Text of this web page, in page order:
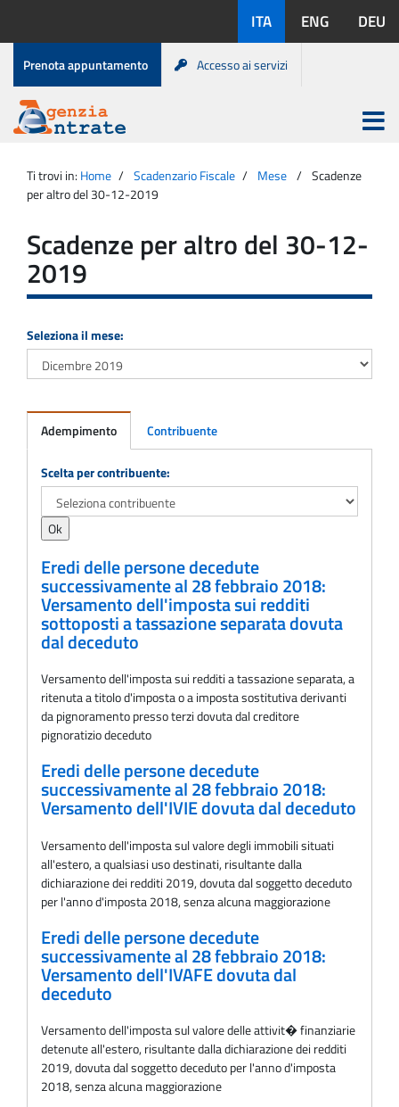
contenuto
disponibili:
ITA ENG DEU
Menu
di
servizio
Prenota appuntamento Accesso ai servizi
Agenzia
Entrate
Apri
menu
principale
Ti trovi in: Home Scadenzario Fiscale Mese
Scadenze
per altro del 30-12-2019
Scadenze per altro del 30-12-
2019
Seleziona il mese:
Adempimento Contribuente
Adempimento
Scelta per contribuente:
Eredi delle persone decedute
successivamente al 28 febbraio 2018:
Versamento dell'imposta sui redditi
sottoposti a tassazione separata dovuta
dal deceduto
Versamento dell'imposta sui redditi a tassazione separata, a
ritenuta a titolo d'imposta o a imposta sostitutiva derivanti
da pignoramento presso terzi dovuta dal creditore
pignoratizio deceduto
Eredi delle persone decedute
successivamente al 28 febbraio 2018:
Versamento dell'IVIE dovuta dal deceduto
Versamento dell'imposta sul valore degli immobili situati
all'estero, a qualsiasi uso destinati, risultante dalla
dichiarazione dei redditi 2019, dovuta dal soggetto deceduto
per l'anno d'imposta 2018, senza alcuna maggiorazione
Eredi delle persone decedute
successivamente al 28 febbraio 2018:
Versamento dell'IVAFE dovuta dal
deceduto
Versamento dell'imposta sul valore delle attivit� finanziarie
detenute all'estero, risultante dalla dichiarazione dei redditi
2019, dovuta dal soggetto deceduto per l'anno d'imposta
2018, senza alcuna maggiorazione